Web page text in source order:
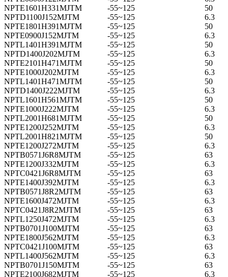
NPTE1601H331MJTM
-55~125
50
NPTD1100J152MJTM
-55~125
6.3
NPTE1801H391MJTM
-55~125
50
NPTE0900J152MJTM
-55~125
6.3
NPTL1401H391MJTM
-55~125
50
NPTD1400J202MJTM
-55~125
6.3
NPTE2101H471MJTM
-55~125
50
NPTE1000J202MJTM
-55~125
6.3
NPTL1401H471MJTM
-55~125
50
NPTD1400J222MJTM
-55~125
6.3
NPTL1601H561MJTM
-55~125
50
NPTE1000J222MJTM
-55~125
6.3
NPTL2001H681MJTM
-55~125
50
NPTE1200J252MJTM
-55~125
6.3
NPTL2001H821MJTM
-55~125
50
NPTE1200J272MJTM
-55~125
6.3
NPTB0571J6R8MJTM
-55~125
63
NPTE1200J332MJTM
-55~125
6.3
NPTC0421J6R8MJTM
-55~125
63
NPTE1400J392MJTM
-55~125
6.3
NPTB0571J8R2MJTM
-55~125
63
NPTE1600J472MJTM
-55~125
6.3
NPTC0421J8R2MJTM
-55~125
63
NPTL1250J472MJTM
-55~125
6.3
NPTB0701J100MJTM
-55~125
63
NPTE1800J562MJTM
-55~125
6.3
NPTC0421J100MJTM
-55~125
63
NPTL1400J562MJTM
-55~125
6.3
NPTB0701J150MJTM
-55~125
63
NPTE2100J682MJTM
-55~125
6.3